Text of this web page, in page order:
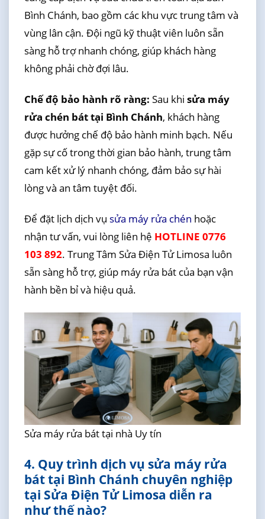
Bình Chánh, bao gồm các khu vực trung tâm và
vùng lân cận. Đội ngũ kỹ thuật viên luôn sẵn
sàng hỗ trợ nhanh chóng, giúp khách hàng
không phải chờ đợi lâu.
Chế độ bảo hành rõ ràng: Sau khi sửa máy
rửa chén bát tại Bình Chánh, khách hàng
được hưởng chế độ bảo hành minh bạch. Nếu
gặp sự cố trong thời gian bảo hành, trung tâm
cam kết xử lý nhanh chóng, đảm bảo sự hài
lòng và an tâm tuyệt đối.
Để đặt lịch dịch vụ sửa máy rửa chén hoặc
nhận tư vấn, vui lòng liên hệ HOTLINE 0776
103 892. Trung Tâm Sửa Điện Tử Limosa luôn
sẵn sàng hỗ trợ, giúp máy rửa bát của bạn vận
hành bền bỉ và hiệu quả.
Sửa máy rửa bát tại nhà Uy tín
4. Quy trình dịch vụ sửa máy rửa
bát tại Bình Chánh chuyên nghiệp
tại Sửa Điện Tử Limosa diễn ra
như thế nào?